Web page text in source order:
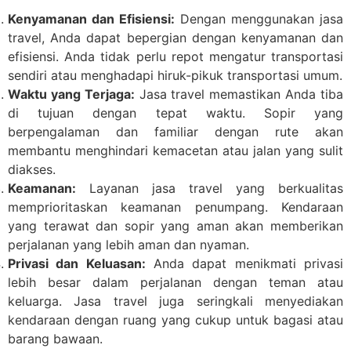
Kenyamanan dan Efisiensi: Dengan menggunakan jasa
travel, Anda dapat bepergian dengan kenyamanan dan
efisiensi. Anda tidak perlu repot mengatur transportasi
sendiri atau menghadapi hiruk-pikuk transportasi umum.
Waktu yang Terjaga: Jasa travel memastikan Anda tiba
di tujuan dengan tepat waktu. Sopir yang
berpengalaman dan familiar dengan rute akan
membantu menghindari kemacetan atau jalan yang sulit
diakses.
Keamanan: Layanan jasa travel yang berkualitas
memprioritaskan keamanan penumpang. Kendaraan
yang terawat dan sopir yang aman akan memberikan
perjalanan yang lebih aman dan nyaman.
Privasi dan Keluasan: Anda dapat menikmati privasi
lebih besar dalam perjalanan dengan teman atau
keluarga. Jasa travel juga seringkali menyediakan
kendaraan dengan ruang yang cukup untuk bagasi atau
barang bawaan.